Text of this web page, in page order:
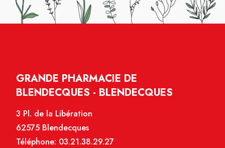
GRANDE PHARMACIE DE
BLENDECQUES - BLENDECQUES
3 Pl. de la Libération
62575 Blendecques
Téléphone: 03.21.38.29.27